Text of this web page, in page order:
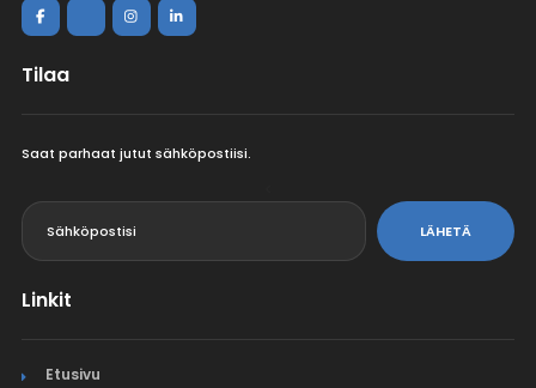
Tilaa
Saat parhaat jutut sähköpostiisi.
LÄHETÄ
Linkit
Etusivu